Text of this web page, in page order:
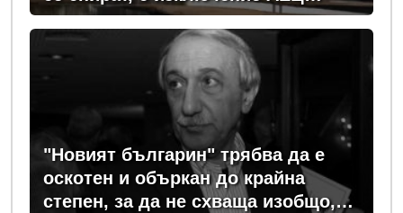
"Козлодуй"?
"Новият българин" трябва да е
оскотен и объркан до крайна
степен, за да не схваща изобщо,